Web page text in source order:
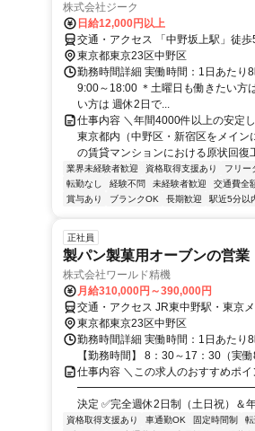
株式会社ジーク
日給12,000円以上
交通・アクセス 「中野坂上駅」徒
東京都東京23区中野区
勤務時間詳細 実働時間：1日あたり
9:00～18:00 ＊土曜日も働きたい方
い方は 週休2日で...
仕事内容 ＼年間4000件以上の安定
東京都内（中野区・新宿区をメイン
の賃貸マンションにおける原状回復
業界未経験者歓迎 資格取得支援あり フリー
転勤なし
経験不問 未経験者歓迎 交通費全
賞与あり
ブランクOK 長期歓迎 駅近5分以
正社員
製パン製菓用オーブンの営業
株式会社ワールド精機
月給310,000円～390,000円
交通・アクセス JR東中野駅・東京
東京都東京23区中野区
勤務時間詳細 実働時間：1日あたり
【勤務時間】 8：30～17：30（実働
仕事内容 ＼この求人のおすすめポイ
━━━━━━━━━━━━━━━━━ ✅月
決定 ✅完全週休2日制（土日祝）＆
資格取得支援あり 車通勤OK 固定時間制 転